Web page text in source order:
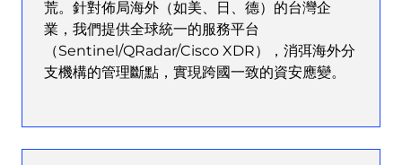
荒。針對佈局海外（如美、日、德）的台灣企
業，我們提供全球統一的服務平台
（Sentinel/QRadar/Cisco XDR），消弭海外分
支機構的管理斷點，實現跨國一致的資安應變。